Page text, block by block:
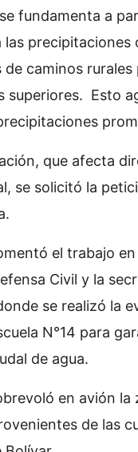
fundamenta a
las
de caminos
superiores. Esto
que afecta
se solicitó la
el trabajo
Civil y la
se realizó la
N°14 para
de agua.
en avión
de las